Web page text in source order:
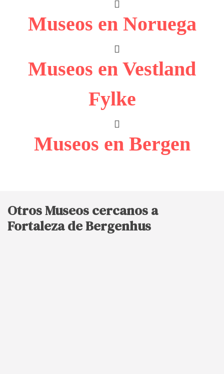
Museos en Noruega
Museos en Vestland
Fylke
Museos en Bergen
Otros Museos cercanos a
Fortaleza de Bergenhus